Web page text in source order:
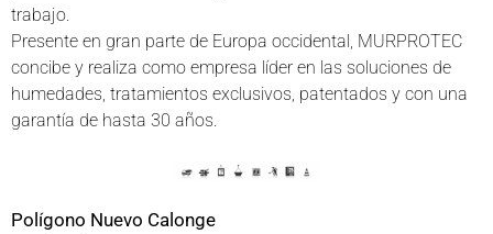
trabajo.
Presente en gran parte de Europa occidental, MURPROTEC
concibe y realiza como empresa líder en las soluciones de
humedades, tratamientos exclusivos, patentados y con una
garantía de hasta 30 años.
Polígono Nuevo Calonge